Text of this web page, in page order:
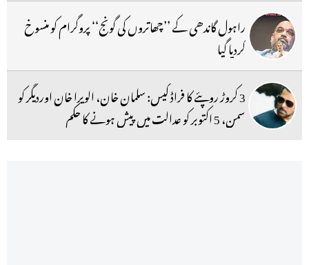
راہول گاندھی کے ’’چھاتروں کی گونج‘‘ پروگرام کو منسوخ
کردیا گیا
3 کروڑ روپئے کا فراڈ کیس: سلمان خان، الویرا خان اوردیگر کو
سمن، 5 اکتوبر کو عدالت میں پیش ہونے کا حکم